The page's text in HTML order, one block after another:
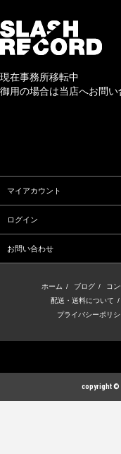
現在事務所移転中
御用の場合は当店へお問い
マイアカウント
ログイン
お問い合わせ
ホーム / ブログ / コ
配送・送料について /
プライバシーポリシ
copyright ©